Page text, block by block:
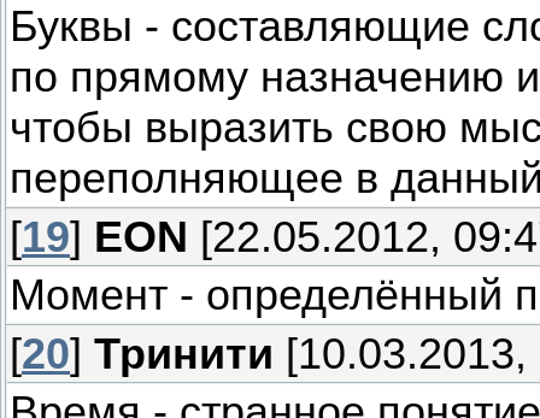
Буквы - составляющие
по прямому назначению и
чтобы выразить свою
переполняющее в
[19] EON [22.05.2012,
Момент - определённый
[20] Тринити [10.03.2013,